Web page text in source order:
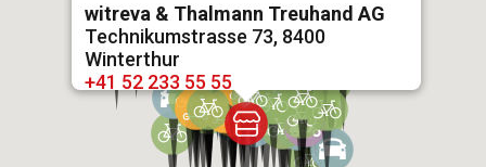
witreva & Thalmann Treuhand AG
Technikumstrasse 73, 8400
Winterthur
+41 52 233 55 55
Details